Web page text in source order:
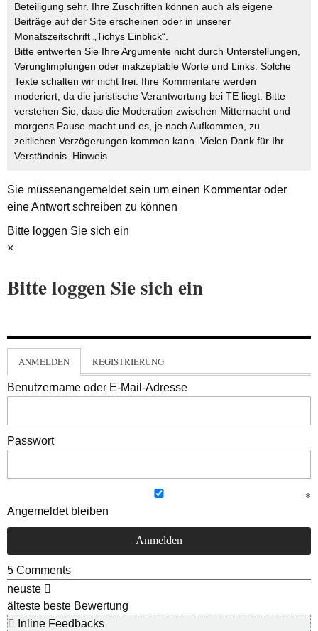
Beteiligung sehr. Ihre Zuschriften können auch als eigene
Beiträge auf der Site erscheinen oder in unserer
Monatszeitschrift „Tichys Einblick“.
Bitte entwerten Sie Ihre Argumente nicht durch Unterstellungen,
Verunglimpfungen oder inakzeptable Worte und Links. Solche
Texte schalten wir nicht frei. Ihre Kommentare werden
moderiert, da die juristische Verantwortung bei TE liegt. Bitte
verstehen Sie, dass die Moderation zwischen Mitternacht und
morgens Pause macht und es, je nach Aufkommen, zu
zeitlichen Verzögerungen kommen kann. Vielen Dank für Ihr
Verständnis. Hinweis
Sie müssenangemeldetsein um einen Kommentar oder
eine Antwort schreiben zu können
Bitte loggen Sie sich ein
×
Bitte loggen Sie sich ein
ANMELDEN REGISTRIERUNG
Benutzername oder E-Mail-Adresse
Passwort
Angemeldet bleiben
5 Comments
neuste
älteste beste Bewertung
Inline Feedbacks